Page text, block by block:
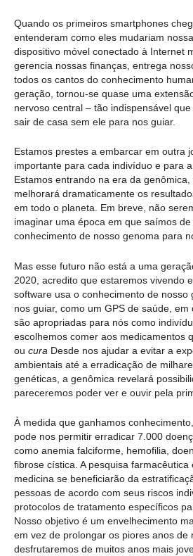
Quando os primeiros smartphones
entenderam como eles mudariam
dispositivo móvel conectado à Internet
gerencia nossas finanças, entrega
todos os cantos do conhecimento
geração, tornou-se quase uma
nervoso central – tão indispensável
sair de casa sem ele para nos guiar.
Estamos prestes a embarcar em outra
importante para cada indivíduo e para
Estamos entrando na era da
melhorará dramaticamente os
em todo o planeta. Em breve, não
imaginar uma época em que saímos
conhecimento de nosso genoma para
Mas esse futuro não está a uma
2020, acredito que estaremos vivendo
software usa o conhecimento de nosso
nos guiar, como um GPS de saúde,
são apropriadas para nós como
escolhemos comer aos medicamentos
ou cura Desde nos ajudar a evitar a
ambientais até a erradicação de
genéticas, a genômica revelará
pareceremos poder ver e ouvir pela
À medida que ganhamos
pode nos permitir erradicar 7.000
como anemia falciforme, hemofilia,
fibrose cística. A pesquisa farmacêutica
medicina se beneficiarão da
pessoas de acordo com seus riscos
protocolos de tratamento específicos
Nosso objetivo é um envelhecimento
em vez de prolongar os piores anos de
desfrutaremos de muitos anos mais